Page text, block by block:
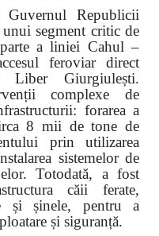
Guvernul Republicii
segment critic de
a liniei Cahul –
feroviar direct
Liber Giurgiulești.
complexe de
forarea a
8 mii de tone de
prin utilizarea
sistemelor de
Totodată, a fost
căii ferate,
și șinele, pentru a
și siguranță.